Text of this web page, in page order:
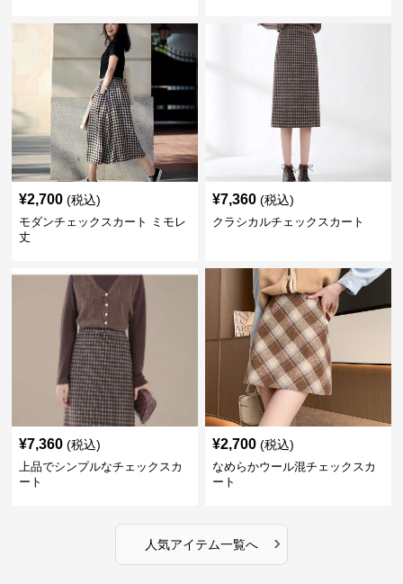
¥2,700 (税込)
モダンチェックスカート ミモレ
丈
¥7,360 (税込)
クラシカルチェックスカート
¥7,360 (税込)
上品でシンプルなチェックスカ
ート
¥2,700 (税込)
なめらかウール混チェックスカ
ート
人気アイテム一覧へ ›